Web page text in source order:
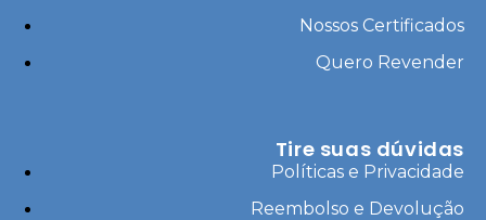
Nossos Certificados
Quero Revender
Tire suas dúvidas
Políticas e Privacidade
Reembolso e Devolução